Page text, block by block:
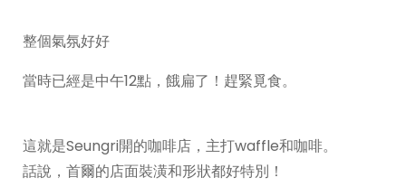
整個氣氛好好
當時已經是中午12點，餓扁了！趕緊覓食。
這就是Seungri開的咖啡店，主打waffle和咖啡。
話說，首爾的店面裝潢和形狀都好特別！